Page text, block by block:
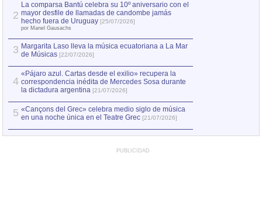
2
La comparsa Bantú celebra su 10º aniversario con el
mayor desfile de llamadas de candombe jamás
hecho fuera de Uruguay [25/07/2026]
por Manel Gausachs
3 Margarita Laso lleva la música ecuatoriana a La Mar
de Músicas [22/07/2026]
4
«Pájaro azul. Cartas desde el exilio» recupera la
correspondencia inédita de Mercedes Sosa durante
la dictadura argentina [21/07/2026]
5 «Cançons del Grec» celebra medio siglo de música
en una noche única en el Teatre Grec [21/07/2026]
PUBLICIDAD